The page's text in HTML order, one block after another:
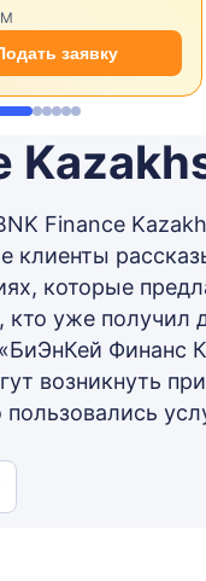
заявку
Finance
которые
уже получил
Финанс
возникнуть